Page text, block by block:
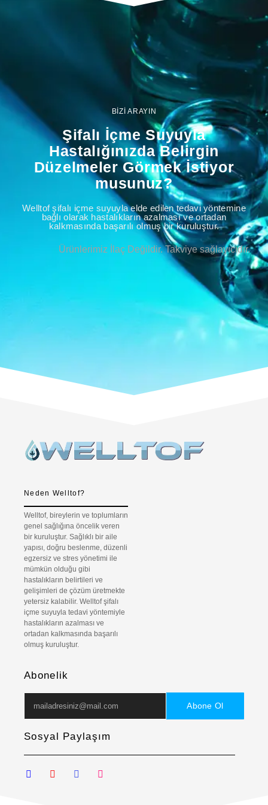
BİZİ ARAYIN
Şifalı İçme Suyuyla
Hastalığınızda Belirgin
Düzelmeler Görmek İstiyor
musunuz?
Welltof şifalı içme suyuyla elde edilen tedavi yöntemine
bağlı olarak hastalıkların azalması ve ortadan
kalkmasında başarılı olmuş bir kuruluştur.
Ürünlerimiz İlaç Değildir. Takviye sağlayıcıdır.
Neden Welltof?
Welltof, bireylerin ve toplumların
genel sağlığına öncelik veren
bir kuruluştur. Sağlıklı bir aile
yapısı, doğru beslenme, düzenli
egzersiz ve stres yönetimi ile
mümkün olduğu gibi
hastalıkların belirtileri ve
gelişimleri de çözüm üretmekte
yetersiz kalabilir. Welltof şifalı
içme suyuyla tedavi yöntemiyle
hastalıkların azalması ve
ortadan kalkmasında başarılı
olmuş kuruluştur.
Abonelik
Abone Ol
Sosyal Paylaşım